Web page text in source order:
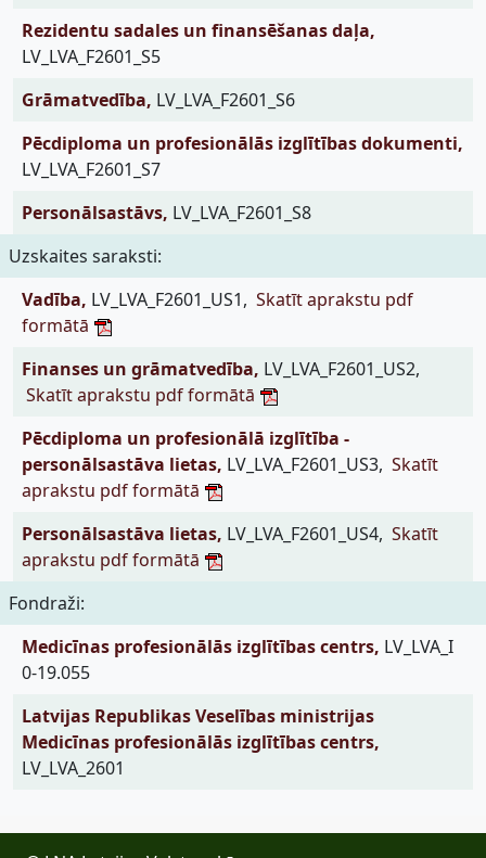
Rezidentu sadales un finansēšanas daļa,
LV_LVA_F2601_S5
Grāmatvedība, LV_LVA_F2601_S6
Pēcdiploma un profesionālās izglītības dokumenti,
LV_LVA_F2601_S7
Personālsastāvs, LV_LVA_F2601_S8
Uzskaites saraksti:
Vadība, LV_LVA_F2601_US1, Skatīt aprakstu pdf
formātā
Finanses un grāmatvedība, LV_LVA_F2601_US2,
Skatīt aprakstu pdf formātā
Pēcdiploma un profesionālā izglītība -
personālsastāva lietas, LV_LVA_F2601_US3, Skatīt
aprakstu pdf formātā
Personālsastāva lietas, LV_LVA_F2601_US4, Skatīt
aprakstu pdf formātā
Fondraži:
Medicīnas profesionālās izglītības centrs, LV_LVA_I
0-19.055
Latvijas Republikas Veselības ministrijas
Medicīnas profesionālās izglītības centrs,
LV_LVA_2601